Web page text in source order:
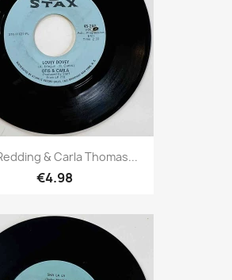
& Carla Thomas...
€4.98